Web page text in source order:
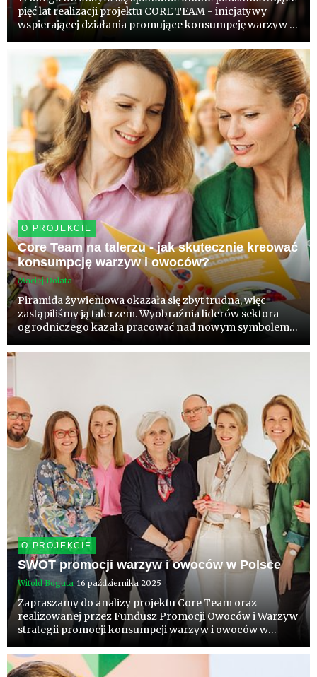
pięć lat realizacji projektu CORE TEAM - inicjatywy
wspierającej działania promujące konsumpcję warzyw i
branżowe wokół wspólnych celów komunikacyjnych i
badawczych. Dysk...
O PROJEKCIE
Core Team na talerzu - jak skutecznie kreować
konsumpcję warzyw i owoców?
Maciej Dolata
Piramida żywieniowa okazała się zbyt trudna, więc
zastąpiliśmy ją talerzem. Wyobraźnia liderów sektora
ogrodniczego kazała pracować nad nowym symbolem
pojawił. Teraz mamy talerz. Blisko 20 organizacji
O PROJEKCIE
SWOT promocji warzyw i owoców w Polsce
Witold Boguta 16 października 2025
Zapraszamy do analizy projektu Core Team oraz
realizowanej przez Fundusz Promocji Owoców i Warzyw
strategii promocji konsumpcji warzyw i owoców w
prace nowa Komisja Zarządzająca FPOiW, która będzie
tworzyć strategię o...